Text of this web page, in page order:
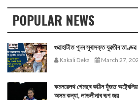
POPULAR NEWS
গুৱাহাটীত পুনৰ সুৰাসক্ত যুৱতীৰ তাণ্ডৱ
Kakali Deka March 27,
কমনৱেলথ গেমছৰ কঠিন যুঁজত
অসম কন্যা, লাভলীনাৰ ৰূপ জয়